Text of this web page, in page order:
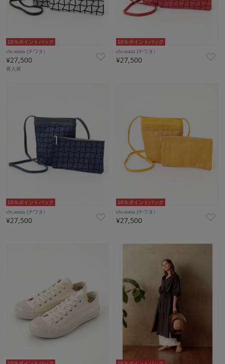
10％ポイントバック
chi.wata (チワタ）
¥27,500
再入荷
10％ポイントバック
chi.wata (チワタ）
¥27,500
10％ポイントバック
chi.wata (チワタ）
¥27,500
10％ポイントバック
chi.wata (チワタ）
¥27,500